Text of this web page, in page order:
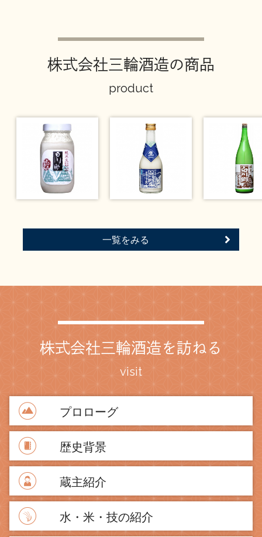
イベント情報TOP 新商品・おすすめ商品
季節の商品 イベント情報
美味しい地酒の選び方
地酒蔵元会とは
お問い合わせ
株式会社三輪酒造の商品
product
一覧をみる
株式会社三輪酒造を訪ねる
visit
プロローグ
歴史背景
蔵主紹介
水・米・技の紹介